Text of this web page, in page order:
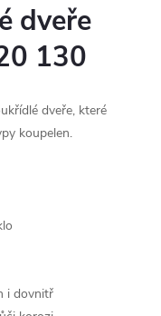
dveře
130
dveře, které
koupelen.
i dovnitř